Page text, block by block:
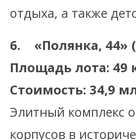
отдыха, а также
6. «Полянка, 44»
Площадь лота: 49
Стоимость: 34,9
Элитный комплекс
корпусов в